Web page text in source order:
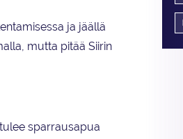
ja jäällä
mutta pitää Siirin
sparrausapua